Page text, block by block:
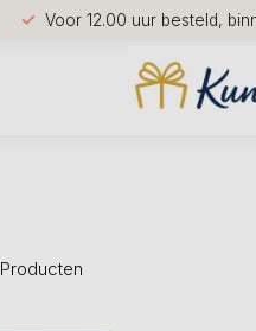
Voor 12.00 uur besteld,
Producten